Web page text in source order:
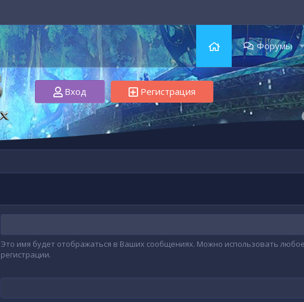
Форумы
Вход Регистрация
Это имя будет отображаться в Ваших сообщениях. Можно использовать
регистрации.